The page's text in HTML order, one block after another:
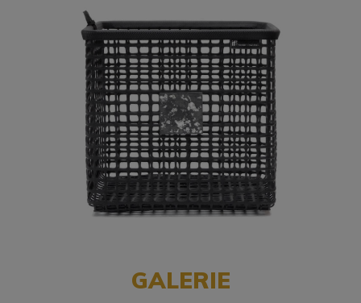
GALERIE